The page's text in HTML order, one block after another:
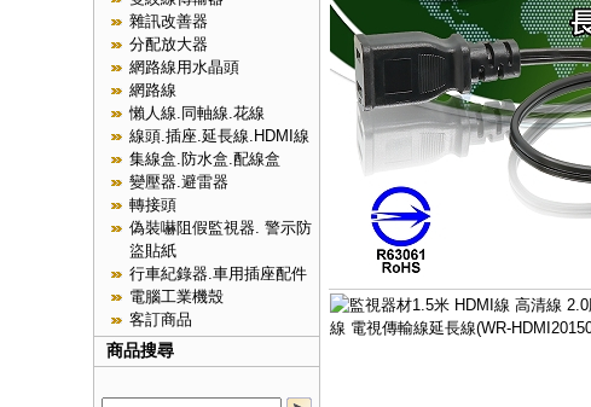
雜訊改善器
分配放大器
網路線用水晶頭
網路線
懶人線.同軸線.花線
線頭.插座.延長線.HDMI線
集線盒.防水盒.配線盒
變壓器.避雷器
轉接頭
偽裝嚇阻假監視器. 警示防
盜貼紙
行車紀錄器.車用插座配件
電腦工業機殼
客訂商品
商品搜尋